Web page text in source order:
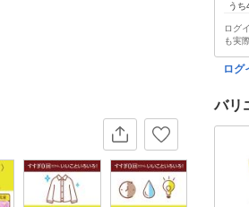
う
ログ
も実
ログ
バリ